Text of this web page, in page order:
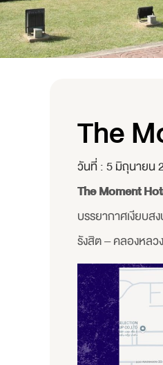
The
วันที่ :5 มิถุนายน
The Moment
บรรยากาศเงียบ
รังสิต – คลองหลว